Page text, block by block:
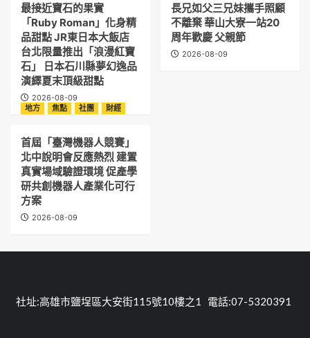
最接近寶石的果實
「Ruby Roman」化身精
品甜點 JR東日本大飯店
台北限量推出「浪漫紅寶
石」 日本石川縣夢幻逸品
演繹夏末頂級甜點
2026-08-09
長兄如父三兄妹攜手照顧
不離棄 華山大寮一站20
周年歡慶 父親節
2026-08-09
地方 焦點 社團 財經
首屆「臺灣機器人競賽」
北中說明會反應熱烈 建置
真實場域驗證環境 促產學
研共創機器人產業化可行
方案
2026-08-09
社址:高雄市鹽埕區大安街115號10樓之1 電話:07-5320391